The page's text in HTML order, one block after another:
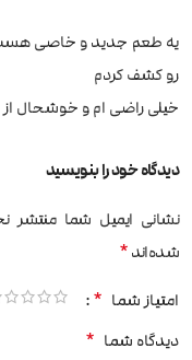
یه طعم جدید و خاصی هست
رو کشف کردم
خیلی راضی ام و خوشحال
دیدگاه خود را بنویسید
نشانی ایمیل شما منتشر
شده‌اند*
امتیاز شما *
دیدگاه شما *